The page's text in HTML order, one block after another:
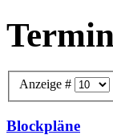
Anzeige #
Blockpläne